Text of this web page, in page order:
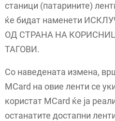
станици (патарините)
ќе бидат наменети
ОД СТРАНА НА
ТАГОВИ.
Со наведената измена,
MCard на овие ленти се
користат MCard ќе ја
останатите достапни